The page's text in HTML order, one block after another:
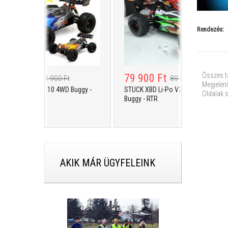
Rendezés:
Összes
Oldalak
74 900 Ft
XBD PRO 1:10 4WD Buggy -
79 900 Ft 89 900 Ft
STUCK XBD Li-Po V2 PRO 1:10 4WD
Buggy - RTR
AKIK MÁR ÜGYFELEINK